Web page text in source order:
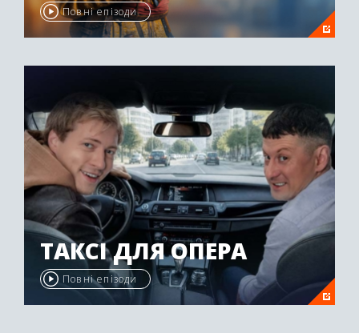
Повні епізоди
ТАКСІ ДЛЯ ОПЕРА
Повні епізоди